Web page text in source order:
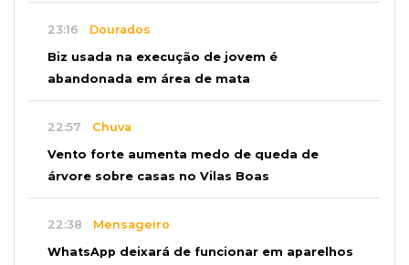
23:16 Dourados
Biz usada na execução de jovem é
abandonada em área de mata
22:57 Chuva
Vento forte aumenta medo de queda de
árvore sobre casas no Vilas Boas
22:38 Mensageiro
WhatsApp deixará de funcionar em aparelhos